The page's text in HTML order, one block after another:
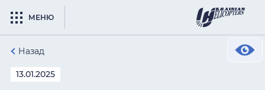
МЕНЮ
Назад
13.01.2025